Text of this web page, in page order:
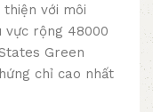
với môi
vực rộng 48000
Green
chỉ cao nhất